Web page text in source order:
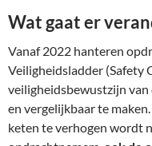
Wat gaat er
Vanaf 2022 hanteren
Veiligheidsladder (Safety
veiligheidsbewustzijn
en vergelijkbaar te
keten te verhogen wordt